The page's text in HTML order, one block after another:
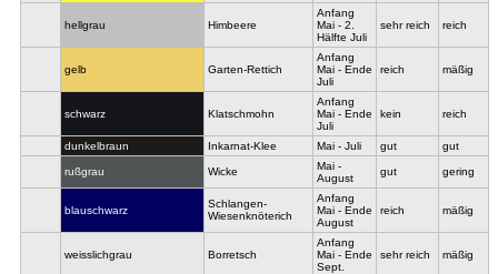
hellgrau Himbeere
Anfang
Mai - 2.
Hälfte Juli
sehr reich reich
gelb Garten-Rettich
Anfang
Mai - Ende
Juli
reich mäßig
schwarz Klatschmohn
Anfang
Mai - Ende
Juli
kein reich
dunkelbraun Inkarnat-Klee Mai - Juli gut gut
rußgrau Wicke
Mai -
August
gut gering
blauschwarz
Schlangen-
Wiesenknöterich
Anfang
Mai - Ende
August
reich mäßig
weisslichgrau Borretsch
Anfang
Mai - Ende
Sept.
sehr reich mäßig